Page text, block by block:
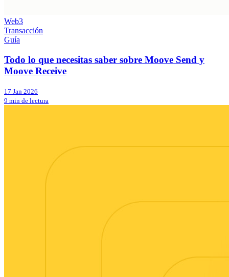
Web3
Transacción
Guía
Todo lo que necesitas saber sobre Moove Send y
Moove Receive
17 Jan 2026
9 min de lectura